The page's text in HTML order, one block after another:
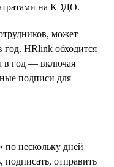
на КЭДО.
может
год. HRlink обходится
в год — включая
подписи для
нескольку дней
подписать, отправить